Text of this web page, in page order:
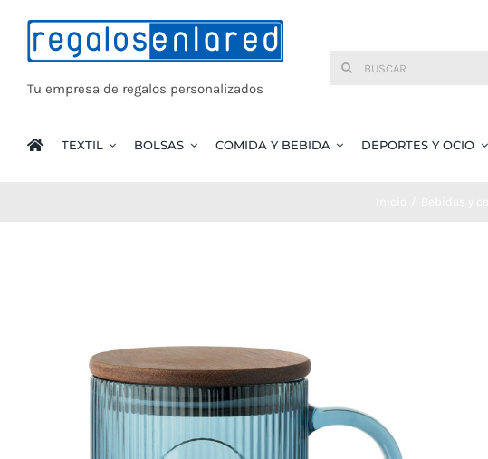
contenido
Tu empresa de regalos personalizados
Buscar:
TEXTIL BOLSAS COMIDA Y BEBIDA DEPORTES Y OCIO